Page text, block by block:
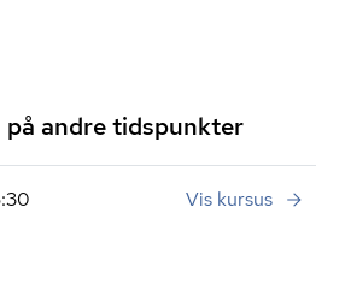
på andre tidspunkter
Vis kursus